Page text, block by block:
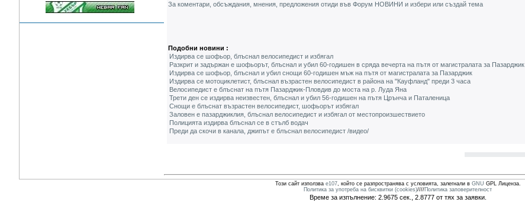
За коментари, обсъждания, мнения, предложения отиди във Форум НОВИНИ и избери или създай тема
Подобни новини :
Издирва се шофьор, блъснал велосипедист и избягал
Разкрит и задържан е шофьорът, блъснал и убил 60-годишен в сряда вечерта на пътя от магистралата за Пазарджик
Издирва се шофьор, блъснал и убил снощи 60-годишен мъж на пътя от магистралата за Пазарджик
Издирва се мотоциклетист, блъснал възрастен велосипедист в района на "Кауфланд" преди 3 часа
Велосипедист е блъснат на пътя Пазарджик-Пловдив до моста на р. Луда Яна
Трети ден се издирва неизвестен, блъснал и убил 56-годишен на пътя Црънча и Паталеница
Снощи е блъснат възрастен велосипедист, шофьорът избягал
Заловен е пазарджиклия, блъснал велосипедист и избягал от местопроизшествието
Полицията издирва блъснал се в стълб водач
Преди да скочи в канала, джипът е блъснал велосипедист /видео/
Този сайт използва e107, който се разпространява с условията, залегнали в GNU GPL Лиценза.
Политика за употреба на бисквитки (cookies)////Политика заповерителност
Време за изпълнение: 2.9675 сек., 2.8777 от тях за заявки.